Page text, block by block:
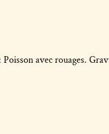
avec rouages.